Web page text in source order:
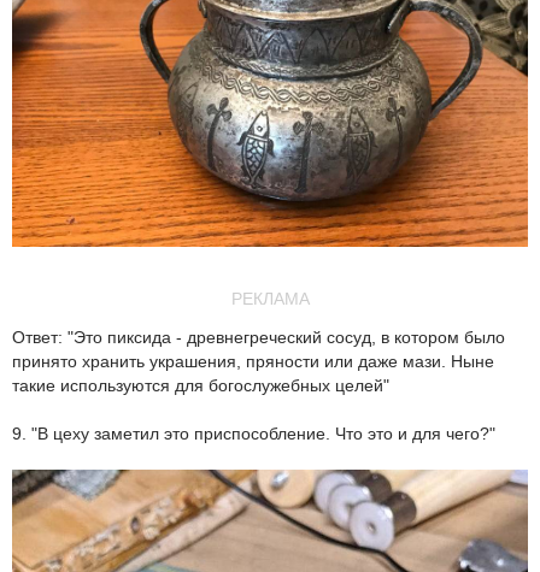
РЕКЛАМА
Ответ: "Это пиксида - древнегреческий сосуд, в котором было
принято хранить украшения, пряности или даже мази. Ныне
такие используются для богослужебных целей"
9. "В цеху заметил это приспособление. Что это и для чего?"